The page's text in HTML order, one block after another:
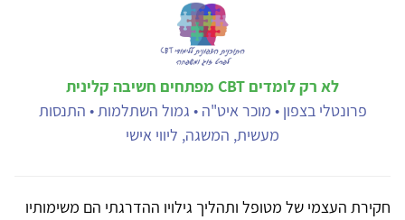
לא רק לומדים CBT מפתחים חשיבה קלינית
פרונטלי בצפון • מוכר איט"ה • גמול השתלמות • התנסות
מעשית, המשגה, ליווי אישי
חקירת העצמי של מטופל ותהליך גילויו ההדרגתי הם משימותיו